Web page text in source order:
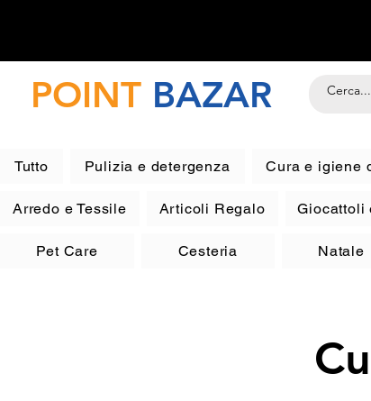
POINT BAZAR
Tutto Pulizia e detergenza Cura e igiene
Arredo e Tessile Articoli Regalo Giocattoli
Pet Care Cesteria Natale